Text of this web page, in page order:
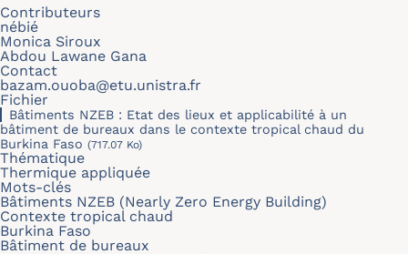
Contributeurs
nébié
Monica Siroux
Abdou Lawane Gana
Contact
bazam.ouoba@etu.unistra.fr
Fichier
Bâtiments NZEB : Etat des lieux et applicabilité à un
bâtiment de bureaux dans le contexte tropical chaud du
Burkina Faso (717.07 Ko)
Thématique
Thermique appliquée
Mots-clés
Bâtiments NZEB (Nearly Zero Energy Building)
Contexte tropical chaud
Burkina Faso
Bâtiment de bureaux